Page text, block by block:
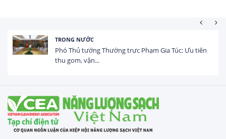
HOẠT ĐỘNG ĐẦU TƯ
Tổng vốn FDI đăng ký vào Việt Nam đạt gần 25 tỷ
USD trong 5 tháng...